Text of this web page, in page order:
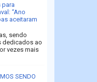
para
“Ano
aceitaram
sendo
dedicados ao
vezes mais
SENDO